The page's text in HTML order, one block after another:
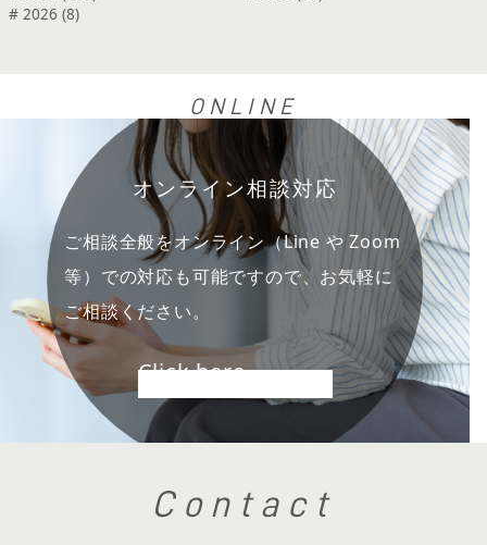
# 2026 (8)
ONLINE
オンライン相談対応
ご相談全般をオンライン（Line や Zoom
等）での対応も可能ですので、お気軽に
ご相談ください。
Click here
Contact